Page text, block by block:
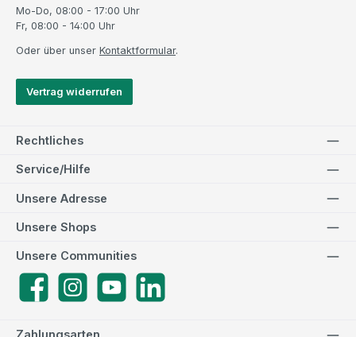
Mo-Do, 08:00 - 17:00 Uhr
Fr, 08:00 - 14:00 Uhr
Oder über unser Kontaktformular.
Vertrag widerrufen
Rechtliches
Service/Hilfe
Unsere Adresse
Unsere Communities
FacebookInstagramYouTube
Unsere Shops